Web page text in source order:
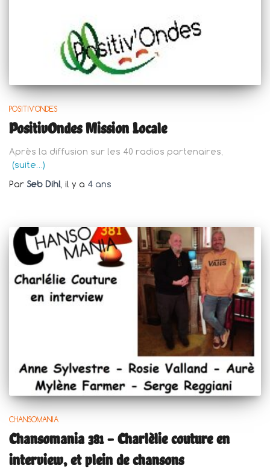
POSITIV'ONDES
PositivOndes Mission Locale
Après la diffusion sur les 40 radios partenaires,
(suite…)
Par Seb Dihl, il y a 4 ans
CHANSOMANIA
Chansomania 381 – Charlèlie couture en
interview, et plein de chansons